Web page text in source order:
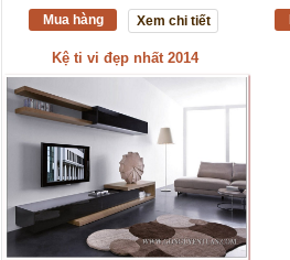
Mua hàng
Xem chi tiết
Kệ ti vi đẹp nhất 2014